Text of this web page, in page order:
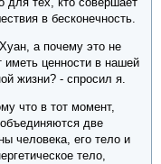
в бесконечность.
а почему это не
иметь ценности в нашей
жизни? - спросил я.
что в тот момент,
объединяются две
человека, его тело и
тело,